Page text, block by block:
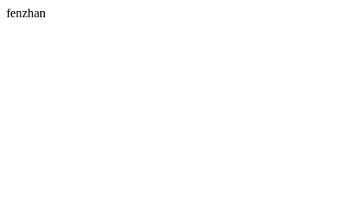
fenzhan